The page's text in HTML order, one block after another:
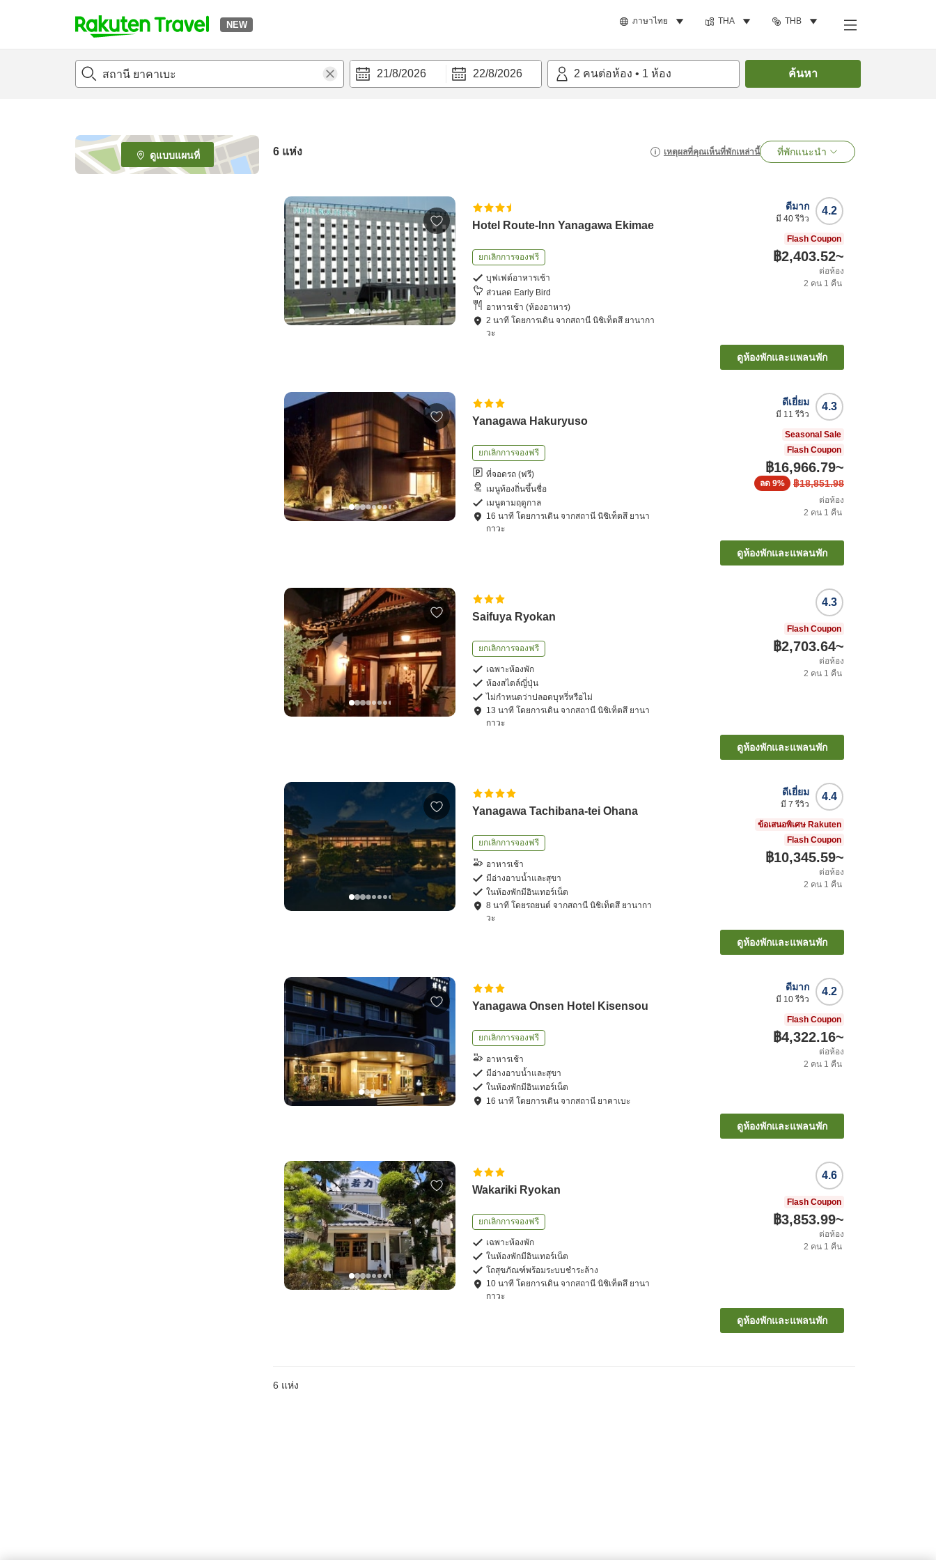
NEW ภาษาไทย THA THB
t
p
e
_
s
21/8/2026 22/8/2026 2 คนต่อห้อง • 1 ห้อง ค้นหา
ดูแบบแผนที่ 6 แห่ง เหตุผลที่คุณเห็นที่พักเหล่านี้ ที่พักแนะนำ
Hotel Route-Inn Yanagawa Ekimae
ยกเลิกการจองฟรี
บุฟเฟต์อาหารเช้า
ส่วนลด Early Bird
อาหารเช้า (ห้องอาหาร)
2 นาที โดยการเดิน จากสถานี นิชิเท็ตสึ ยานากา
วะ
4.2
ดีมาก
มี 40รีวิว
Flash Coupon
฿2,403.52~
ต่อห้อง
2 คน 1 คืน
ดูห้องพักและแพลนพัก
Yanagawa Hakuryuso
ยกเลิกการจองฟรี
ที่จอดรถ (ฟรี)
เมนูท้องถิ่นขึ้นชื่อ
เมนูตามฤดูกาล
16 นาที โดยการเดิน จากสถานี นิชิเท็ตสึ ยานา
กาวะ
4.3
ดีเยี่ยม
มี 11 รีวิว
Seasonal Sale
Flash Coupon
฿16,966.79~
฿18,851.98
ลด 9%
ต่อห้อง
2 คน 1 คืน
ดูห้องพักและแพลนพัก
Saifuya Ryokan
ยกเลิกการจองฟรี
เฉพาะห้องพัก
ห้องสไตล์ญี่ปุ่น
ไม่กำหนดว่าปลอดบุหรี่หรือไม่
13 นาที โดยการเดิน จากสถานี นิชิเท็ตสึ ยานา
กาวะ
4.3
Flash Coupon
฿2,703.64~
ต่อห้อง
2 คน 1 คืน
ดูห้องพักและแพลนพัก
Yanagawa Tachibana-tei Ohana
ยกเลิกการจองฟรี
อาหารเช้า
มีอ่างอาบน้ำและสุขา
ในห้องพักมีอินเทอร์เน็ต
8 นาที โดยรถยนต์ จากสถานี นิชิเท็ตสึ ยานากา
วะ
4.4
ดีเยี่ยม
มี 7 รีวิว
ข้อเสนอพิเศษ Rakuten
Flash Coupon
฿10,345.59~
ต่อห้อง
2 คน 1 คืน
ดูห้องพักและแพลนพัก
Yanagawa Onsen Hotel Kisensou
ยกเลิกการจองฟรี
อาหารเช้า
มีอ่างอาบน้ำและสุขา
ในห้องพักมีอินเทอร์เน็ต
16 นาที โดยการเดิน จากสถานี ยาคาเบะ
4.2
ดีมาก
มี 10รีวิว
Flash Coupon
฿4,322.16~
ต่อห้อง
2 คน 1 คืน
ดูห้องพักและแพลนพัก
Wakariki Ryokan
ยกเลิกการจองฟรี
เฉพาะห้องพัก
ในห้องพักมีอินเทอร์เน็ต
โถสุขภัณฑ์พร้อมระบบชำระล้าง
10 นาที โดยการเดิน จากสถานี นิชิเท็ตสึ ยานา
กาวะ
4.6
Flash Coupon
฿3,853.99~
ต่อห้อง
2 คน 1 คืน
ดูห้องพักและแพลนพัก
6 แห่ง